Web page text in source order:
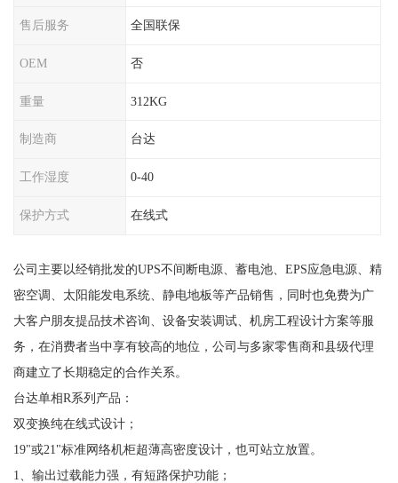
售后服务 全国联保
OEM 否
重量 312KG
制造商 台达
工作湿度 0-40
保护方式 在线式
公司主要以经销批发的UPS不间断电源、蓄电池、EPS应急电源、精
密空调、太阳能发电系统、静电地板等产品销售，同时也免费为广
大客户朋友提品技术咨询、设备安装调试、机房工程设计方案等服
务，在消费者当中享有较高的地位，公司与多家零售商和县级代理
商建立了长期稳定的合作关系。
台达单相R系列产品：
双变换纯在线式设计；
19"或21"标准网络机柜超薄高密度设计，也可站立放置。
1、输出过载能力强，有短路保护功能；